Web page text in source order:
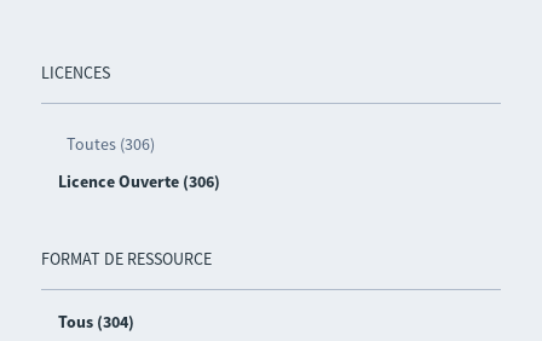
LICENCES
Toutes (306)
Licence Ouverte (306)
FORMAT DE RESSOURCE
Tous (304)